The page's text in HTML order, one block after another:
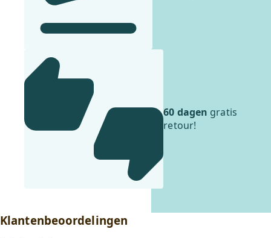
60 dagen gratis
retour!
Klantenbeoordelingen